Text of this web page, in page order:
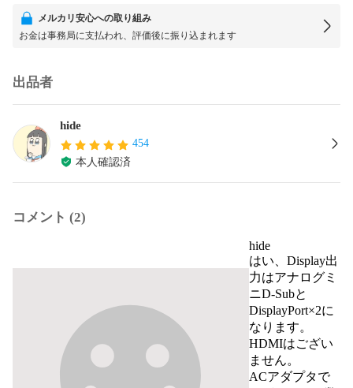
メルカリ安心への取り組み
お金は事務局に支払われ、評価後に振り込まれます
出品者
hide
454
本人確認済
コメント (2)
hide
はい、Display出
力はアナログミ
ニD-Subと
DisplayPort×2に
なります。
HDMIはござい
ません。
ACアダプタで